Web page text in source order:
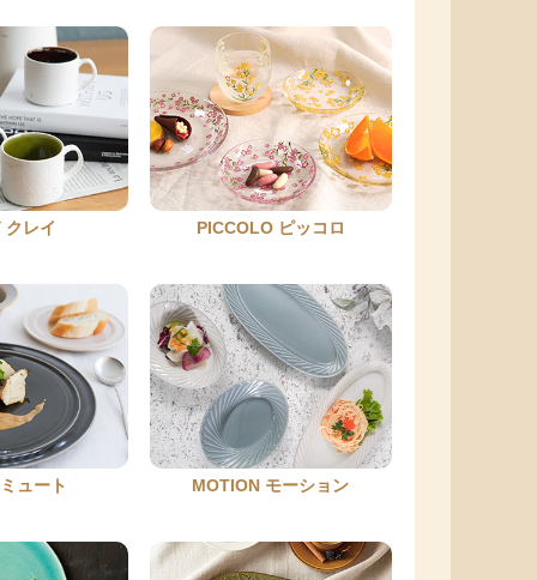
クレイ PICCOLO ピッコロ
ュート MOTION モーション